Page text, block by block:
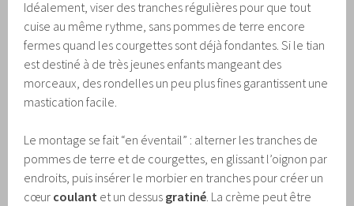
Idéalement, viser des tranches régulières pour que tout
cuise au même rythme, sans pommes de terre encore
fermes quand les courgettes sont déjà fondantes. Si le tian
est destiné à de très jeunes enfants mangeant des
morceaux, des rondelles un peu plus fines garantissent une
mastication facile.
Le montage se fait “en éventail” : alterner les tranches de
pommes de terre et de courgettes, en glissant l’oignon par
endroits, puis insérer le morbier en tranches pour créer un
cœur coulant et un dessus gratiné . La crème peut être